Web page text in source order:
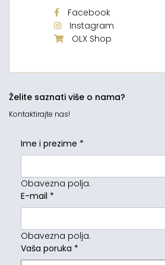
Facebook
Instagram
OLX Shop
Želite saznati više o nama?
Kontaktirajte nas!
Ime i prezime *
Obavezna polja.
E-mail *
Obavezna polja.
Vaša poruka *